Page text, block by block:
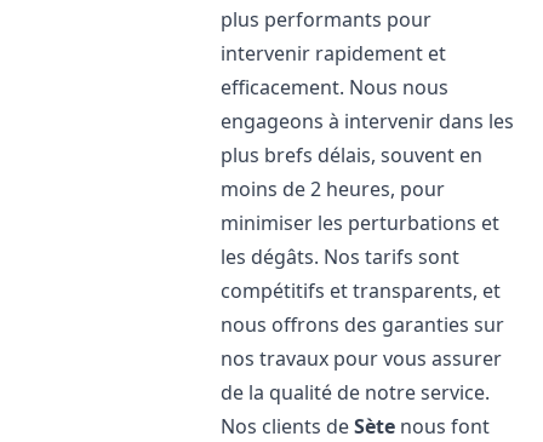
plus performants pour
intervenir rapidement et
efficacement. Nous nous
engageons à intervenir dans les
plus brefs délais, souvent en
moins de 2 heures, pour
minimiser les perturbations et
les dégâts. Nos tarifs sont
compétitifs et transparents, et
nous offrons des garanties sur
nos travaux pour vous assurer
de la qualité de notre service.
Nos clients deSète nous font